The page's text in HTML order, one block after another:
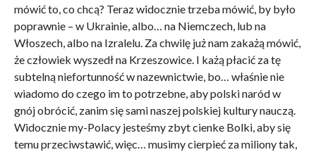
mówić to, co chcą? Teraz widocznie trzeba mówić, by było
poprawnie – w Ukrainie, albo… na Niemczech, lub na
Włoszech, albo na Izralelu. Za chwilę już nam zakażą mówić,
że człowiek wyszedł na Krzeszowice. I każą płacić za tę
subtelną niefortunność w nazewnictwie, bo… właśnie nie
wiadomo do czego im to potrzebne, aby polski naród w
gnój obrócić, zanim się sami naszej polskiej kultury nauczą.
Widocznie my-Polacy jesteśmy zbyt cienke Bolki, aby się
temu przeciwstawić, więc… musimy cierpieć za miliony tak,